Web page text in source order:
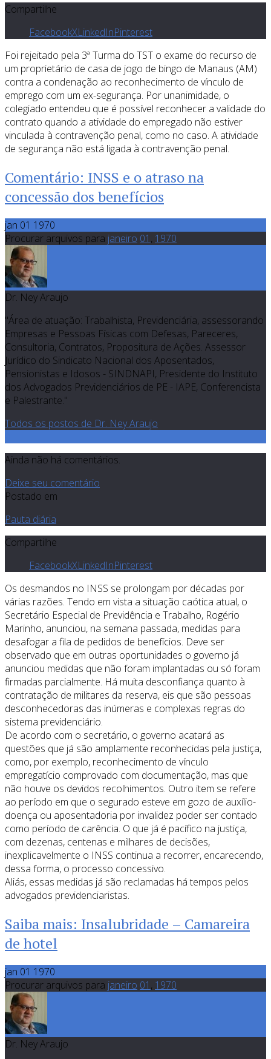
Compartilhe
FacebookXLinkedInPinterest
Foi rejeitado pela 3ª Turma do TST o exame do recurso de
um proprietário de casa de jogo de bingo de Manaus (AM)
contra a condenação ao reconhecimento de vínculo de
emprego com um ex-segurança. Por unanimidade, o
colegiado entendeu que é possível reconhecer a validade do
contrato quando a atividade do empregado não estiver
vinculada à contravenção penal, como no caso. A atividade
de segurança não está ligada à contravenção penal.
Comentário: INSS e o atraso na
concessão dos benefícios
jan 01 1970
Procurar arquivos para janeiro 01 , 1970
Dr. Ney Araujo
"Área de atuação: Trabalhista, Previdenciária, assessorando
Empresas e Pessoas Físicas com Defesas, Pareceres,
Consultoria, Contratos, Propositura de Ações. Assessor
Jurídico do Sindicato Nacional dos Aposentados,
Pensionistas e Idosos - SINDNAPI, Presidente do Instituto
dos Advogados Previdenciários de PE - IAPE, Conferencista
e Palestrante."
Todos os postos de Dr. Ney Araujo
Ainda não há comentários.
Deixe seu comentário
Postado em
Pauta diária
Compartilhe
FacebookXLinkedInPinterest
Os desmandos no INSS se prolongam por décadas por
várias razões. Tendo em vista a situação caótica atual, o
Secretário Especial de Previdência e Trabalho, Rogério
Marinho, anunciou, na semana passada, medidas para
desafogar a fila de pedidos de benefícios. Deve ser
observado que em outras oportunidades o governo já
anunciou medidas que não foram implantadas ou só foram
firmadas parcialmente. Há muita desconfiança quanto à
contratação de militares da reserva, eis que são pessoas
desconhecedoras das inúmeras e complexas regras do
sistema previdenciário.
De acordo com o secretário, o governo acatará as
questões que já são amplamente reconhecidas pela justiça,
como, por exemplo, reconhecimento de vínculo
empregatício comprovado com documentação, mas que
não houve os devidos recolhimentos. Outro item se refere
ao período em que o segurado esteve em gozo de auxílio-
doença ou aposentadoria por invalidez poder ser contado
como período de carência. O que já é pacífico na justiça,
com dezenas, centenas e milhares de decisões,
inexplicavelmente o INSS continua a recorrer, encarecendo,
dessa forma, o processo concessivo.
Aliás, essas medidas já são reclamadas há tempos pelos
advogados previdenciaristas.
Saiba mais: Insalubridade – Camareira
de hotel
jan 01 1970
Procurar arquivos para janeiro 01 , 1970
Dr. Ney Araujo